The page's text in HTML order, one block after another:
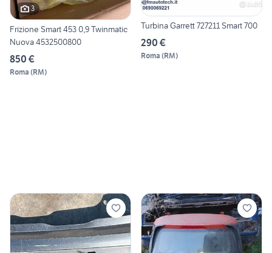
3
Frizione Smart 453 0,9 Twinmatic
Nuova 4532500800
850 €
Roma (RM)
Turbina Garrett 727211 Smart 700
290 €
Roma (RM)